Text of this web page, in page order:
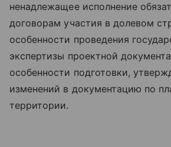
ненадлежащее исполнение
договорам участия в долевом
особенности проведения
экспертизы проектной
особенности подготовки,
изменений в документацию по
территории.